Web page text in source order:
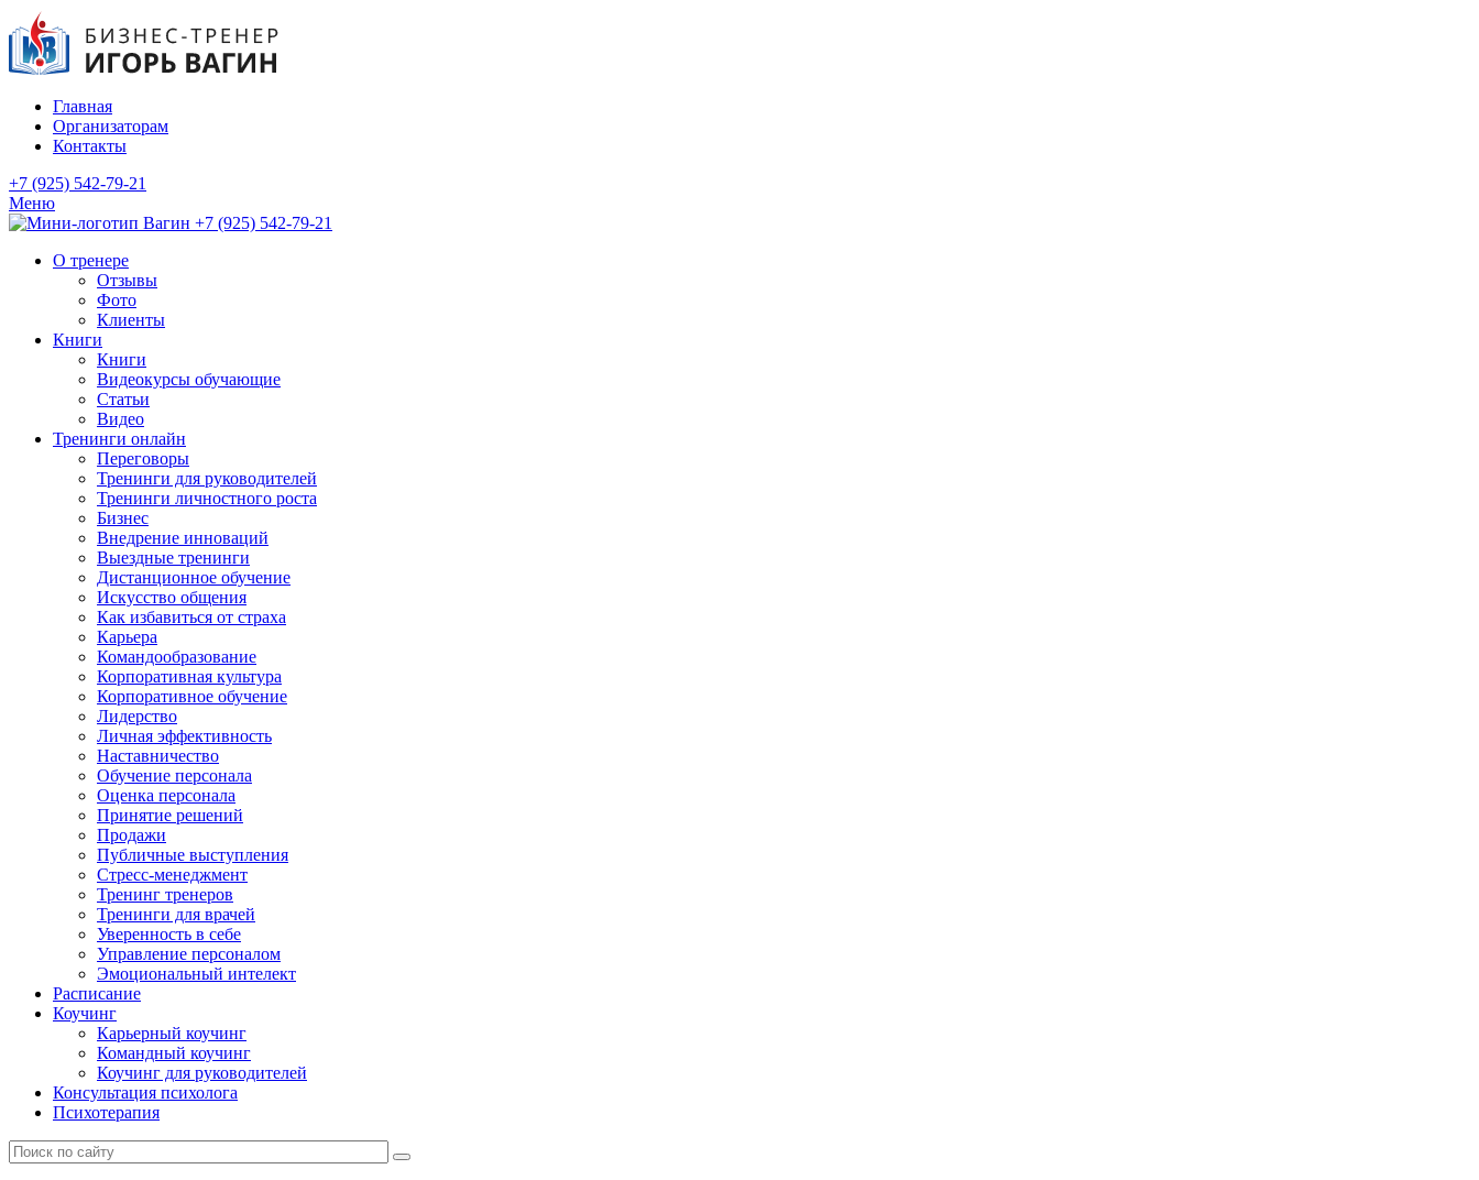
Главная
Организаторам
Контакты
+7 (925) 542-79-21
Меню
+7 (925) 542-79-21
О тренере
Отзывы
Фото
Клиенты
Книги
Книги
Видеокурсы обучающие
Статьи
Видео
Тренинги онлайн
Переговоры
Тренинги для руководителей
Тренинги личностного роста
Бизнес
Внедрение инноваций
Выездные тренинги
Дистанционное обучение
Искусство общения
Как избавиться от страха
Карьера
Командообразование
Корпоративная культура
Корпоративное обучение
Лидерство
Личная эффективность
Наставничество
Обучение персонала
Оценка персонала
Принятие решений
Продажи
Публичные выступления
Стресс-менеджмент
Тренинг тренеров
Тренинги для врачей
Уверенность в себе
Управление персоналом
Эмоциональный интелект
Расписание
Коучинг
Карьерный коучинг
Командный коучинг
Коучинг для руководителей
Консультация психолога
Психотерапия